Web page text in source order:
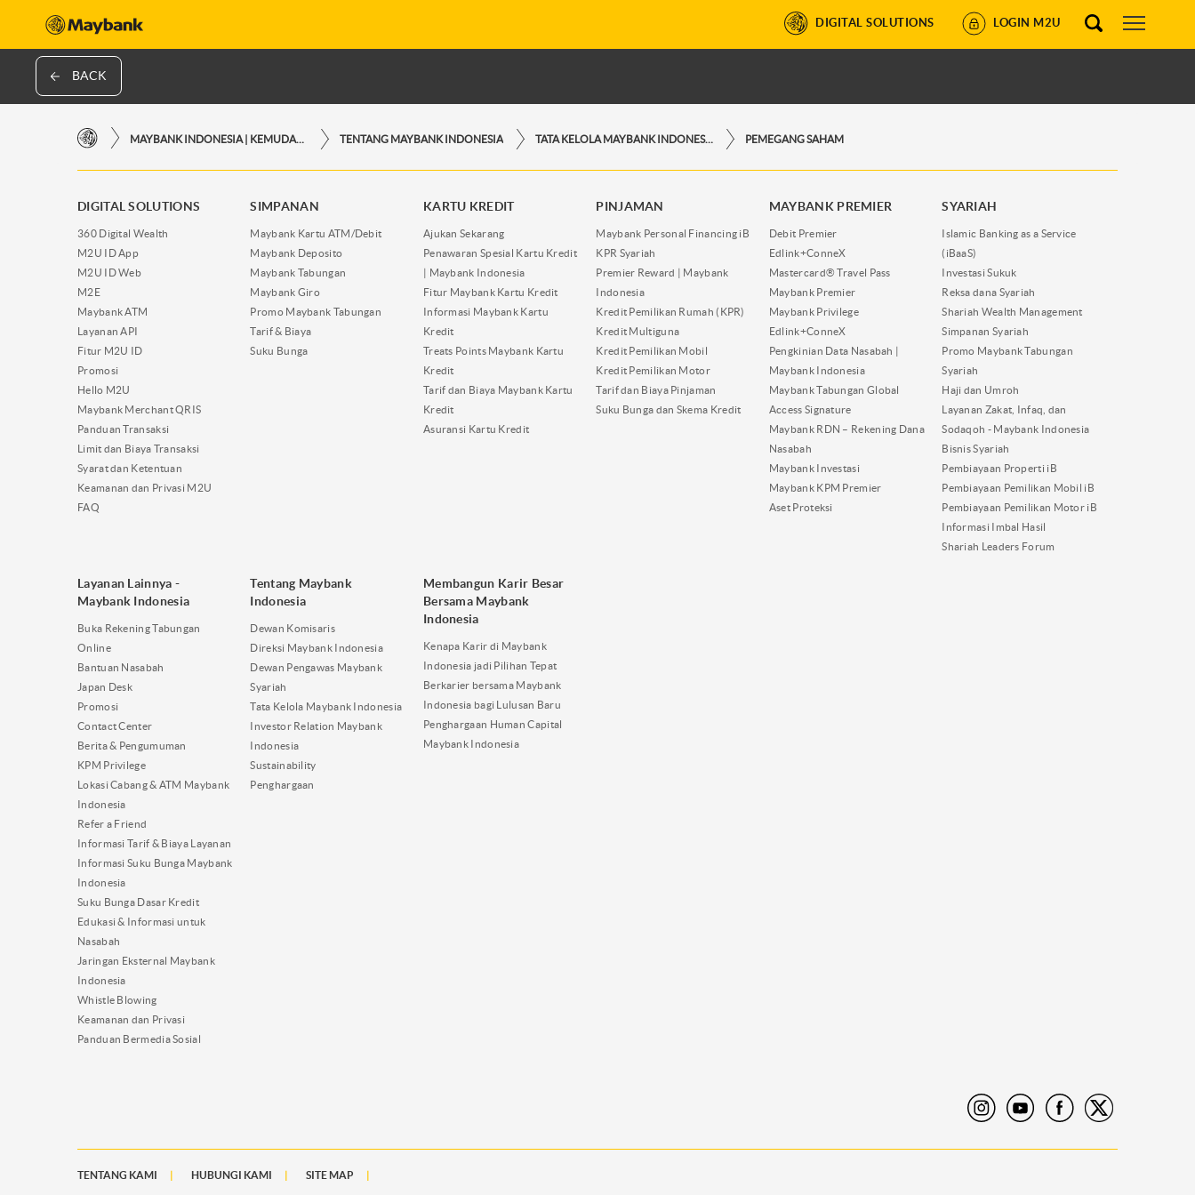
DIGITAL SOLUTIONS LOGIN M2U
BACK
TENTANG MAYBANK INDONESIA TATA KELOLA MAYBANK INDONESIA PEMEGANG SAHAM
DIGITAL SOLUTIONS
360 Digital Wealth
M2U ID App
M2U ID Web
M2E
Maybank ATM
Layanan API
Fitur M2U ID
Promosi
Hello M2U
Maybank Merchant QRIS
Panduan Transaksi
Limit dan Biaya Transaksi
Syarat dan Ketentuan
Keamanan dan Privasi M2U
FAQ
SIMPANAN
Maybank Kartu ATM/Debit
Maybank Deposito
Maybank Tabungan
Maybank Giro
Promo Maybank Tabungan
Tarif & Biaya
Suku Bunga
KARTU KREDIT
Ajukan Sekarang
Penawaran Spesial Kartu Kredit
| Maybank Indonesia
Fitur Maybank Kartu Kredit
Informasi Maybank Kartu
Kredit
Treats Points Maybank Kartu
Kredit
Tarif dan Biaya Maybank Kartu
Kredit
Asuransi Kartu Kredit
PINJAMAN
Maybank Personal Financing iB
KPR Syariah
Premier Reward | Maybank
Indonesia
Kredit Pemilikan Rumah (KPR)
Kredit Multiguna
Kredit Pemilikan Mobil
Kredit Pemilikan Motor
Tarif dan Biaya Pinjaman
Suku Bunga dan Skema Kredit
MAYBANK PREMIER
Debit Premier
Edlink+ConneX
Mastercard® Travel Pass
Maybank Premier
Maybank Privilege
Edlink+ConneX
Pengkinian Data Nasabah |
Maybank Indonesia
Maybank Tabungan Global
Access Signature
Maybank RDN – Rekening Dana
Nasabah
Maybank Investasi
Maybank KPM Premier
Aset Proteksi
SYARIAH
Islamic Banking as a Service
(iBaaS)
Investasi Sukuk
Reksa dana Syariah
Shariah Wealth Management
Simpanan Syariah
Promo Maybank Tabungan
Syariah
Haji dan Umroh
Layanan Zakat, Infaq, dan
Sodaqoh - Maybank Indonesia
Bisnis Syariah
Pembiayaan Properti iB
Pembiayaan Pemilikan Mobil iB
Pembiayaan Pemilikan Motor iB
Informasi Imbal Hasil
Shariah Leaders Forum
Layanan Lainnya -
Maybank Indonesia
Buka Rekening Tabungan
Online
Bantuan Nasabah
Japan Desk
Promosi
Contact Center
Berita & Pengumuman
KPM Privilege
Lokasi Cabang & ATM Maybank
Indonesia
Refer a Friend
Informasi Tarif & Biaya Layanan
Informasi Suku Bunga Maybank
Indonesia
Suku Bunga Dasar Kredit
Edukasi & Informasi untuk
Nasabah
Jaringan Eksternal Maybank
Indonesia
Whistle Blowing
Keamanan dan Privasi
Panduan Bermedia Sosial
Tentang Maybank
Indonesia
Dewan Komisaris
Direksi Maybank Indonesia
Dewan Pengawas Maybank
Syariah
Tata Kelola Maybank Indonesia
Investor Relation Maybank
Indonesia
Sustainability
Penghargaan
Membangun Karir Besar
Bersama Maybank
Indonesia
Kenapa Karir di Maybank
Indonesia jadi Pilihan Tepat
Berkarier bersama Maybank
Indonesia bagi Lulusan Baru
Penghargaan Human Capital
Maybank Indonesia
TENTANG KAMI HUBUNGI KAMI SITE MAP